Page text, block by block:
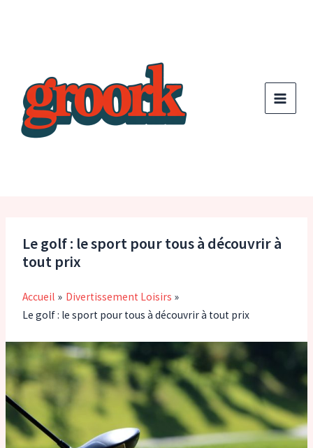
Le golf : le sport pour tous à découvrir à
tout prix
Accueil
Divertissement Loisirs
Le golf : le sport pour tous à découvrir à tout prix